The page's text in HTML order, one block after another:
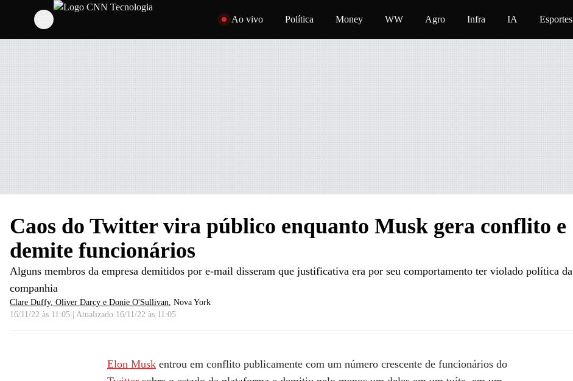
Pular para o conteúdo
Ao vivo Política Money WW Agro Infra IA Esportes
Caos do Twitter vira público enquanto Musk gera conflito e
demite funcionários
Alguns membros da empresa demitidos por e-mail disseram que justificativa era por seu comportamento ter violado política da
companhia
Clare Duffy, Oliver Darcy e Donie O'Sullivan, Nova York
16/11/22 às 11:05
Atualizado 16/11/22 às 11:05
Elon Musk entrou em conflito publicamente com um número crescente de funcionários do